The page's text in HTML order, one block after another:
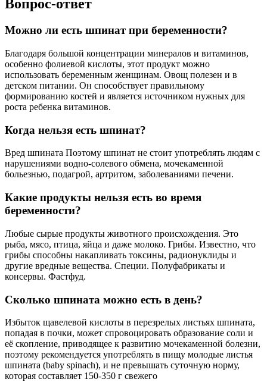
Вопрос-ответ
Можно ли есть шпинат при беременности?
Благодаря большой концентрации минералов и витаминов,
особенно фолиевой кислоты, этот продукт можно
использовать беременным женщинам. Овощ полезен и в
детском питании. Он способствует правильному
формированию костей и является источником нужных для
роста ребенка витаминов.
Когда нельзя есть шпинат?
Вред шпината Поэтому шпинат не стоит употреблять людям с
нарушениями водно-солевого обмена, мочекаменной
больезнью, подагрой, артритом, заболеваниями печени.
Какие продукты нельзя есть во время
беременности?
Любые сырые продукты животного происхождения. Это
рыба, мясо, птица, яйца и даже молоко. Грибы. Известно, что
грибы способны накапливать токсины, радионуклиды и
другие вредные вещества. Специи. Полуфабрикаты и
консервы. Фастфуд.
Сколько шпината можно есть в день?
Избыток щавелевой кислоты в перезрелых листьях шпината,
попадая в почки, может спровоцировать образование соли и
её скопление, приводящее к развитию мочекаменной болезни,
поэтому рекомендуется употреблять в пищу молодые листья
шпината (baby spinach), и не превышать суточную норму,
которая составляет 150-350 г свежего